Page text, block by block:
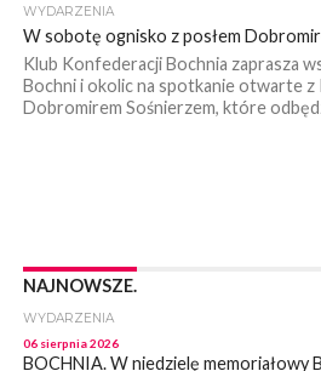
WYDARZENIA
W sobotę ognisko z posłem
Klub Konfederacji Bochnia zaprasza
Bochni i okolic na spotkanie otwarte z
Dobromirem Sośnierzem, które
NAJNOWSZE.
WYDARZENIA
06 sierpnia 2026
BOCHNIA. W niedzielę memoriałowy